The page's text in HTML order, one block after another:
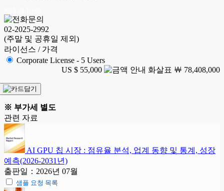
02-2025-2992
(주말 및 공휴일 제외)
라이선스 / 가격
Corporate License - 5 Users
US $ 55,000
￦ 78,408,000
※ 부가세 별도
관련 자료
AI GPU 칩 시장 : 점유율 분석, 업계 동향 및 통계, 성장
예측(2026-2031년)
출판일：2026년 07월
샘플 요청 목록